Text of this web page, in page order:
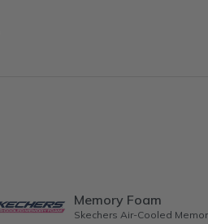
Memory Foam
Skechers Air-Cooled